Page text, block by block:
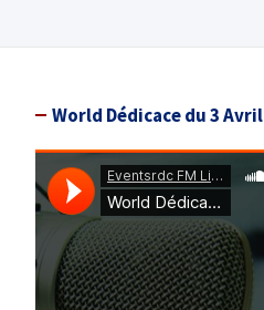
World Dédicace du 3 Avril